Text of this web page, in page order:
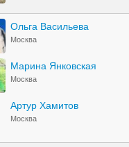
Ольга Васильева
Москва
Марина Янковская
Москва
Артур Хамитов
Москва